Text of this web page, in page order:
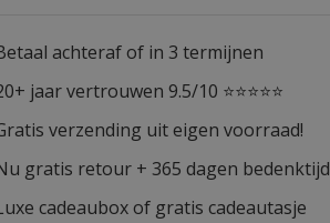
achteraf of in 3 termijnen
jaar vertrouwen 9.5/10 ⭐⭐⭐⭐⭐
verzending uit eigen voorraad!
gratis retour + 365 dagen bedenktijd
cadeaubox of gratis cadeautasje